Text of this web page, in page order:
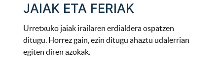
JAIAK ETA FERIAK
Urretxuko jaiak irailaren erdialdera ospatzen
ditugu. Horrez gain, ezin ditugu ahaztu udalerrian
egiten diren azokak.